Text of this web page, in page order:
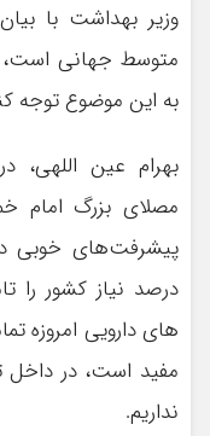
وزیر بهداشت با
متوسط جهانی
به این موضوع توجه
بهرام عین اللهی،
مصلای بزرگ امام
درصد نیاز کشور را
های دارویی امروزه
مفید است، در داخل
نداریم.